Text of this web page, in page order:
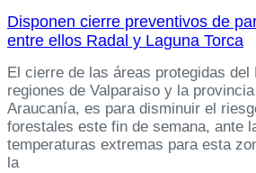
Disponen cierre preventivos de
entre ellos Radal y Laguna Torca
El cierre de las áreas protegidas del
regiones de Valparaiso y la
Araucanía, es para disminuir el
forestales este fin de semana, ante
temperaturas extremas para esta
la